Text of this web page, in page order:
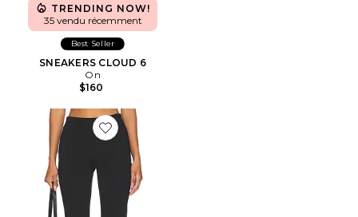
TRENDING NOW!
35 vendu récemment
Best Seller
SNEAKERS CLOUD 6
On
$160
Favorite PANTALON CAPRI